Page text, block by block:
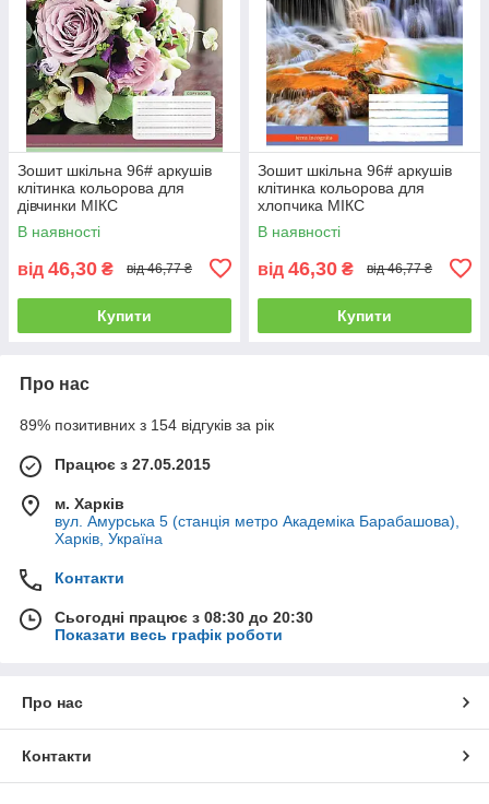
Зошит шкільна 96# аркушів
клітинка кольорова для
дівчинки МІКС
В наявності
від 46,30 ₴ від 46,77 ₴
Купити
Зошит шкільна 96# аркушів
клітинка кольорова для
хлопчика МІКС
В наявності
від 46,30 ₴ від 46,77 ₴
Купити
Про нас
89% позитивних з 154 відгуків за рік
Працює з 27.05.2015
м. Харків
вул. Амурська 5 (станція метро Академіка Барабашова),
Харків, Україна
Контакти
Сьогодні працює з 08:30 до 20:30
Показати весь графік роботи
Про нас
Контакти